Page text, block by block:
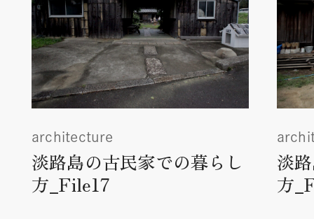
architecture
淡路島の古民家での暮らし
方_File17
淡
方